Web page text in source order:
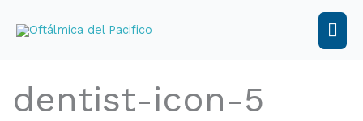
contenido
dentist-icon-5